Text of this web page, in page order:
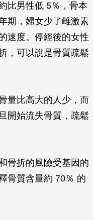
比男性低 5％，骨本
期，婦女少了雌激素
速度。停經後的女性
，可以說是骨質疏鬆
量比高大的人少，而
開始流失骨質，疏鬆
骨折的風險受基因的
骨質含量約 70％ 的